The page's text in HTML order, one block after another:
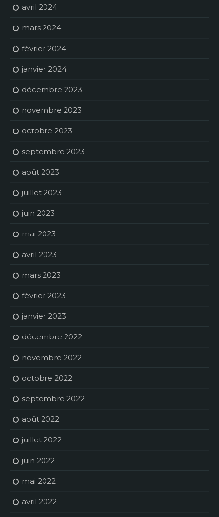
avril 2024
mars 2024
février 2024
janvier 2024
décembre 2023
novembre 2023
octobre 2023
septembre 2023
août 2023
juillet 2023
juin 2023
mai 2023
avril 2023
mars 2023
février 2023
janvier 2023
décembre 2022
novembre 2022
octobre 2022
septembre 2022
août 2022
juillet 2022
juin 2022
mai 2022
avril 2022